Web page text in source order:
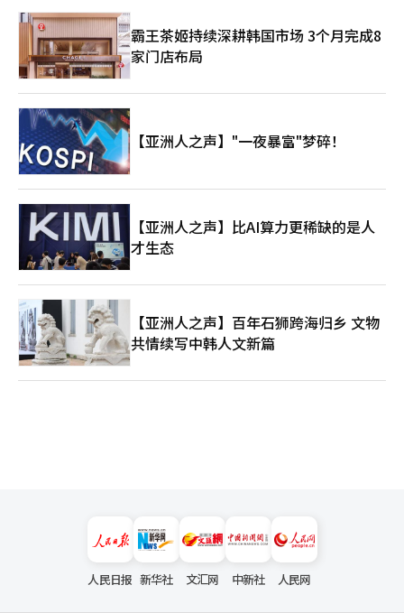
霸王茶姬持续深耕韩国市场 3个月完成8
家门店布局
【亚洲人之声】"一夜暴富"梦碎！
【亚洲人之声】比AI算力更稀缺的是人
才生态
【亚洲人之声】百年石狮跨海归乡 文物
共情续写中韩人文新篇
人民日报 新华社 文汇网 中新社 人民网